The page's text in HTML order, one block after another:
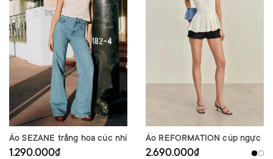
Áo SEZANE trắng hoa cúc nhí
1.290.000₫
Áo REFORMATION cúp ngực
2.690.000₫